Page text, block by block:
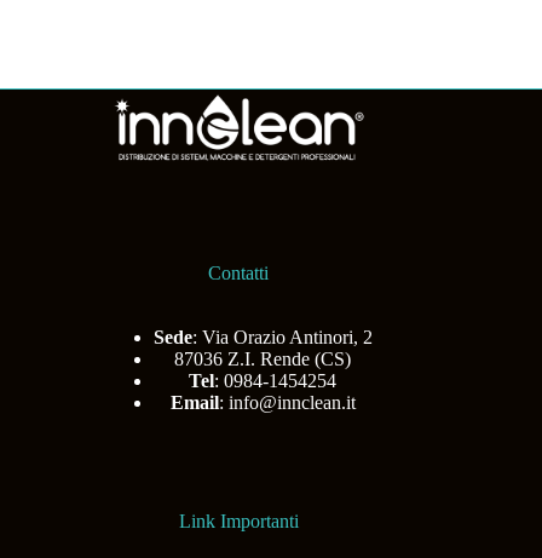
Contatti
Sede: Via Orazio Antinori, 2
87036 Z.I. Rende (CS)
Tel: 0984-1454254
Email: info@innclean.it
Link Importanti